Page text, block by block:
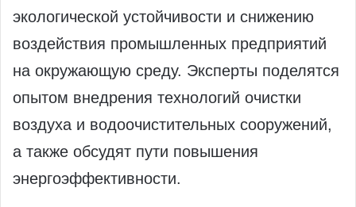
экологической устойчивости и снижению
воздействия промышленных предприятий
на окружающую среду. Эксперты поделятся
опытом внедрения технологий очистки
воздуха и водоочистительных сооружений,
а также обсудят пути повышения
энергоэффективности.